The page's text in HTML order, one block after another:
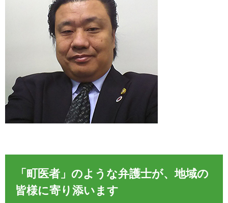
「町医者」のような弁護士が、地域の
皆様に寄り添います